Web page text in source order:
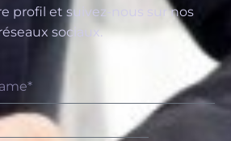
profil et suivez-nous sur nos
sociaux.